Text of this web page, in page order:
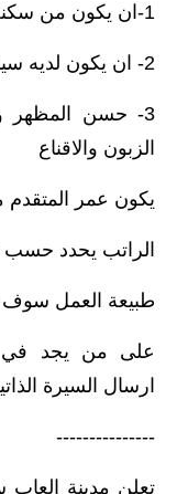
1-ان يكون من سكنة بغداد
2- ان يكون لديه سيارة خاصة نوع خصوصي
3- حسن المظهر
الزبون والاقناع
يكون عمر المتقدم من ٢٢ الى
الراتب يحدد حسب
طبيعة العمل
على من يجد في
ارسال السيرة
---------------
تعلن مدينة العاب